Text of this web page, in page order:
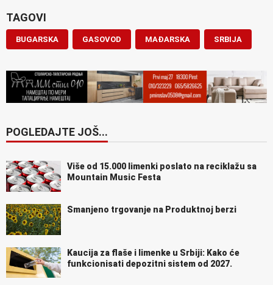
TAGOVI
BUGARSKA GASOVOD MAĐARSKA SRBIJA
POGLEDAJTE JOŠ...
Više od 15.000 limenki poslato na reciklažu sa
Mountain Music Festa
Smanjeno trgovanje na Produktnoj berzi
Kaucija za flaše i limenke u Srbiji: Kako će
funkcionisati depozitni sistem od 2027.